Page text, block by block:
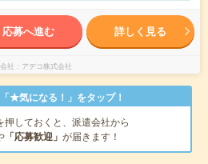
応募へ進む 詳しく見る
社 アデコ株式会社
★気になる！」をタップ！
押しておくと、派遣会社から
「応募歓迎」 が届きます！